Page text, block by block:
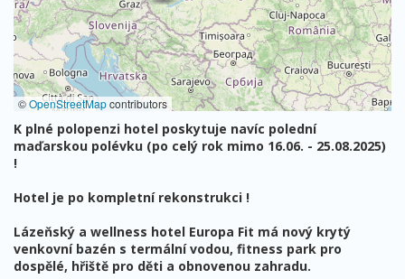
©OpenStreetMapcontributors
K plné polopenzi hotel poskytuje navíc polední
maďarskou polévku (po celý rok mimo 16.06. - 25.08.2025)
!
Hotel je po kompletní rekonstrukci !
Lázeňský a wellness hotel Europa Fit má nový krytý
venkovní bazén s termální vodou, fitness park pro
dospělé, hřiště pro děti a obnovenou zahradu.